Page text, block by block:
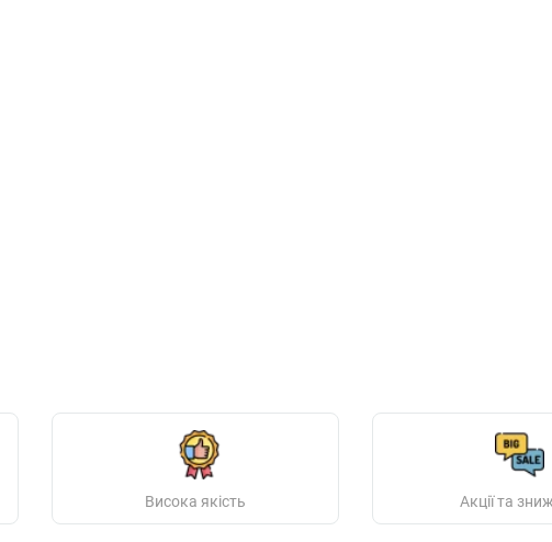
Висока якість Акції та